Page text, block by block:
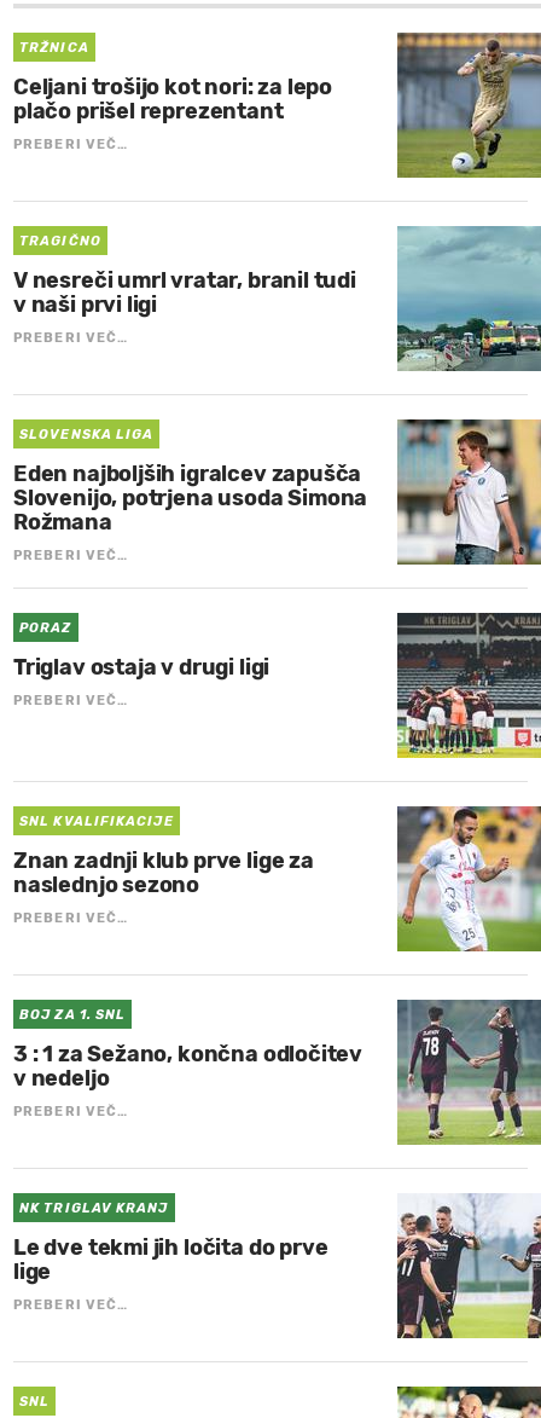
TRŽNICA
Celjani trošijo kot nori: za lepo
plačo prišel reprezentant
PREBERI VEČ…
TRAGIČNO
V nesreči umrl vratar, branil tudi
v naši prvi ligi
PREBERI VEČ…
SLOVENSKA LIGA
Eden najboljših igralcev zapušča
Slovenijo, potrjena usoda Simona
Rožmana
PREBERI VEČ…
PORAZ
Triglav ostaja v drugi ligi
PREBERI VEČ…
SNL KVALIFIKACIJE
Znan zadnji klub prve lige za
naslednjo sezono
PREBERI VEČ…
BOJ ZA 1. SNL
3 : 1 za Sežano, končna odločitev
v nedeljo
PREBERI VEČ…
NK TRIGLAV KRANJ
Le dve tekmi jih ločita do prve
lige
PREBERI VEČ…
SNL